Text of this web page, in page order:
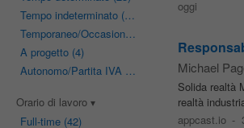
Tempo indeterminato(16)
Temporaneo/Occasionale
A progetto(4)
Autonomo/Partita IVA(3)
Orario di lavoro
Full-time(42)
oggi
Michael
Solida realtà
realtà
appcast.io -